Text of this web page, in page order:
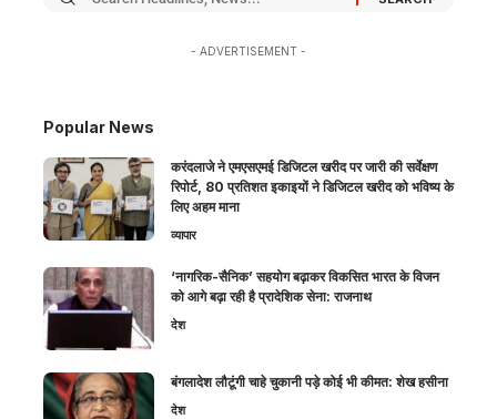
- ADVERTISEMENT -
Popular News
करंदलाजे ने एमएसएमई डिजिटल खरीद पर जारी की सर्वेक्षण
रिपोर्ट, 80 प्रतिशत इकाइयों ने डिजिटल खरीद को भविष्य के
लिए अहम माना
व्यापार
‘नागरिक-सैनिक’ सहयोग बढ़ाकर विकसित भारत के विजन
को आगे बढ़ा रही है प्रादेशिक सेना: राजनाथ
देश
बंगलादेश लौटूंगी चाहे चुकानी पड़े कोई भी कीमत: शेख हसीना
देश